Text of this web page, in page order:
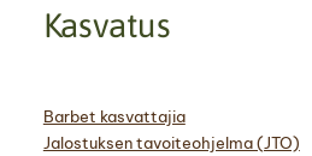
Kasvatus
Barbet kasvattajia
Jalostuksen tavoiteohjelma (JTO)